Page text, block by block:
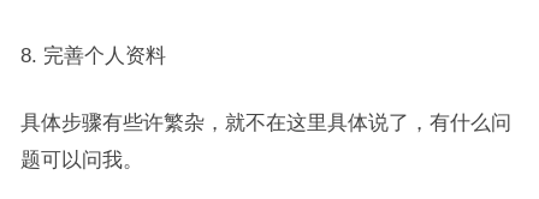
8. 完善个人资料
具体步骤有些许繁杂，就不在这里具体说了，有什么问
题可以问我。